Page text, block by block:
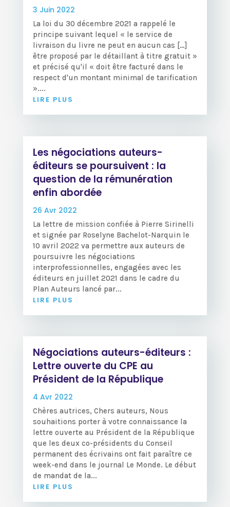
3 Juin 2022
La loi du 30 décembre 2021 a rappelé le
principe suivant lequel « le service de
livraison du livre ne peut en aucun cas […]
être proposé par le détaillant à titre gratuit »
et précisé qu'il « doit être facturé dans le
respect d'un montant minimal de tarification
»....
LIRE PLUS
Les négociations auteurs-
éditeurs se poursuivent : la
question de la rémunération
enfin abordée
26 Avr 2022
La lettre de mission confiée à Pierre Sirinelli
et signée par Roselyne Bachelot-Narquin le
10 avril 2022 va permettre aux auteurs de
poursuivre les négociations
interprofessionnelles, engagées avec les
éditeurs en juillet 2021 dans le cadre du
Plan Auteurs lancé par...
LIRE PLUS
Négociations auteurs-éditeurs :
Lettre ouverte du CPE au
Président de la République
4 Avr 2022
Chères autrices, Chers auteurs, Nous
souhaitions porter à votre connaissance la
lettre ouverte au Président de la République
que les deux co-présidents du Conseil
permanent des écrivains ont fait paraître ce
week-end dans le journal Le Monde. Le début
de mandat de la...
LIRE PLUS